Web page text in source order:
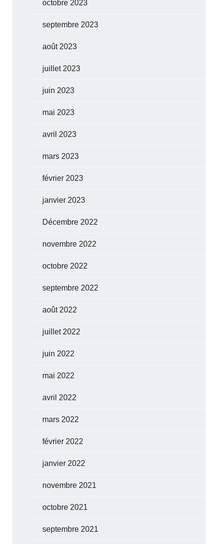
octobre 2023
septembre 2023
août 2023
juillet 2023
juin 2023
mai 2023
avril 2023
mars 2023
février 2023
janvier 2023
Décembre 2022
novembre 2022
octobre 2022
septembre 2022
août 2022
juillet 2022
juin 2022
mai 2022
avril 2022
mars 2022
février 2022
janvier 2022
novembre 2021
octobre 2021
septembre 2021